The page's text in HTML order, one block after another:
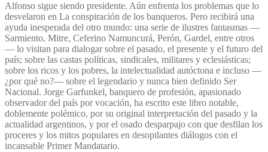
Alfonso sigue siendo presidente. Aún enfrenta los problemas que lo
desvelaron en La conspiración de los banqueros. Pero recibirá una
ayuda inesperada del otro mundo: una serie de ilustres fantasmas —
Sarmiento, Mitre, Ceferino Namuncurá, Perón, Gardel, entre otros
— lo visitan para dialogar sobre el pasado, el presente y el futuro del
país; sobre las castas políticas, sindicales, militares y eclesiásticas;
sobre los ricos y los pobres, la intelectualidad autóctona e incluso —
¿por qué no?— sobre el legendario y nunca bien definido Ser
Nacional. Jorge Garfunkel, banquero de profesión, apasionado
observador del país por vocación, ha escrito este libro notable,
doblemente polémico, por su original interpretación del pasado y la
actualidad argentinos, y por el osado desparpajo con que desfilan los
proceres y los mitos populares en desopilantes diálogos con el
incansable Primer Mandatario.